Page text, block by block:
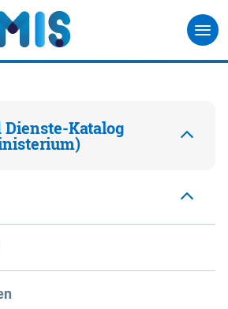
Dienste-Katalog